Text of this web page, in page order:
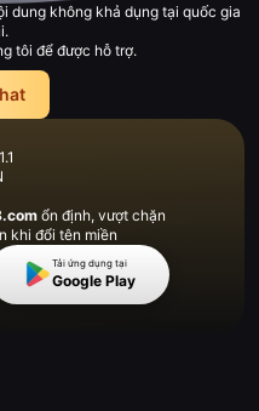
dung không khả dụng tại quốc gia
tôi để được hỗ trợ.
ổn định, vượt chặn
khi đổi tên miền
Tải ứng dụng tại
Google Play